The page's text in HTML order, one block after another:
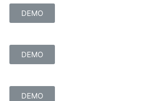
DEMO
DEMO
DEMO